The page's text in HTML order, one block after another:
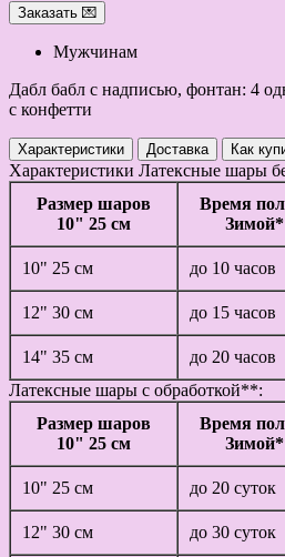
Заказать 💌
Мужчинам
Дабл бабл с надписью, фонтан: 4
с конфетти
Характеристики Доставка Как
Характеристики Латексные шары
Размер шаров
10" 25 см
Время
Зимой*
10" 25 см до 10 часов
12" 30 см до 15 часов
14" 35 см до 20 часов
Латексные шары с обработкой**:
Размер шаров
10" 25 см
Время
Зимой*
10" 25 см до 20 суток
12" 30 см до 30 суток